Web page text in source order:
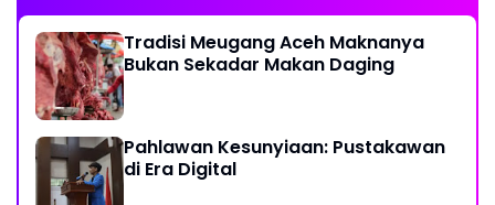
Tradisi Meugang Aceh Maknanya
Bukan Sekadar Makan Daging
Pahlawan Kesunyiaan: Pustakawan
di Era Digital